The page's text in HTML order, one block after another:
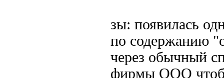
зы: появилась
по содержанию
через обычный
фирмы ООО